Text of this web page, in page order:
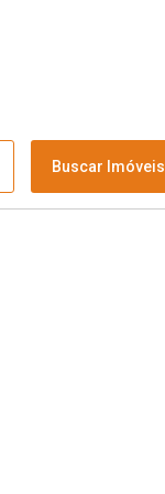
Buscar Imóveis